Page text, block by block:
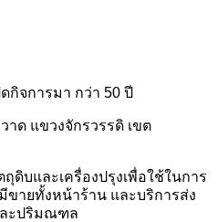
จการมา กว่า 50 ปี
ด แขวงจักรวรรดิ เขต
ดิบและเครื่องปรุงเพื่อใช้ในการ
ายทั้งหน้าร้าน และบริการส่ง
ละปริมณฑล